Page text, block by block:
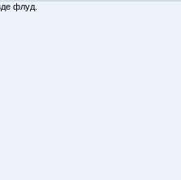
флуд.